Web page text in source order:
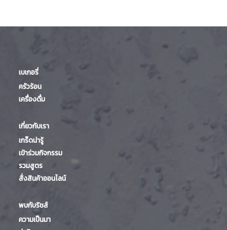
เบเกอรี่
ครัวร้อน
เครื่องดื่ม
เกี่ยวกับเรา
เกร็ดน่ารู้
เข้าร่วมกิจกรรม
รวมสูตร
สั่งสินค้าออนไลน์
พบกับริชส์
ความเป็นมา